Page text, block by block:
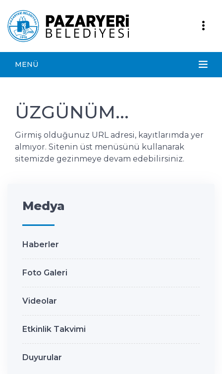
MENÜ
ÜZGÜNÜM...
Girmiş olduğunuz URL adresi, kayıtlarımda yer
almıyor. Sitenin üst menüsünü kullanarak
sitemizde gezinmeye devam edebilirsiniz.
Medya
Haberler
Foto Galeri
Videolar
Etkinlik Takvimi
Duyurular